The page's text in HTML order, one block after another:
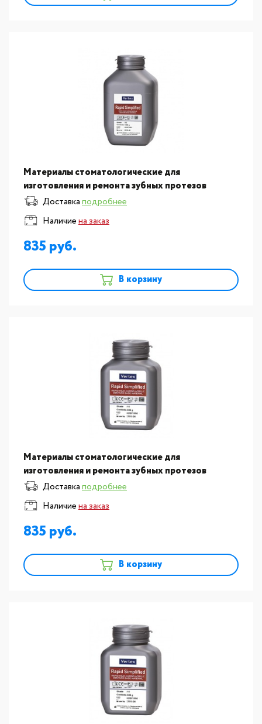
Материалы стоматологические для
изготовления и ремонта зубных протезов
Vertex:Пластмасса для изготовления базисов
съемных протезов Vertex Rapid S
Доставкаподробнее
Наличиена заказ
835
В корзину
Материалы стоматологические для
изготовления и ремонта зубных протезов
Vertex:Пластмасса для изготовления базисов
съемных протезов Vertex Rapid S
Доставкаподробнее
Наличиена заказ
835
В корзину